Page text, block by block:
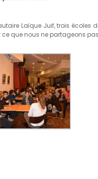
Laïque Juif, trois écoles
que nous ne partageons